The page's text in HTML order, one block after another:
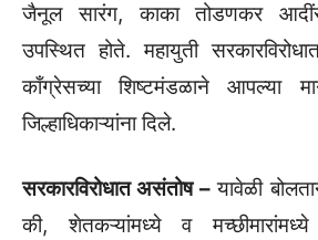
जैनूल सारंग, काका तोडणकर
उपस्थित होते. महायुती
काँग्रेसच्या शिष्टमंडळाने आपल्या
जिल्हाधिकाऱ्यांना दिले.
सरकारविरोधात असंतोष –यावेळी
की, शेतकऱ्यांमध्ये व मच्छीमारांमध्ये